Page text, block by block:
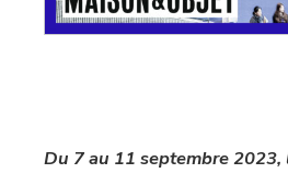
Du 7 au 11 septembre 2023,